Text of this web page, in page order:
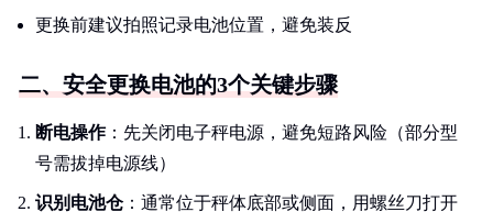
更换前建议拍照记录电池位置，避免装反
二、安全更换电池的3个关键步骤
断电操作：先关闭电子秤电源，避免短路风险（部分型
号需拔掉电源线）
识别电池仓：通常位于秤体底部或侧面，用螺丝刀打开